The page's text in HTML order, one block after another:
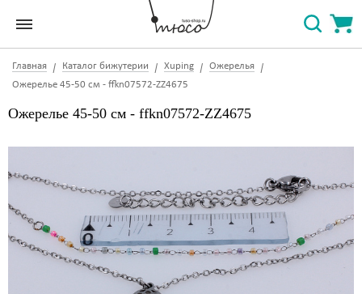
Главная Каталог бижутерии Xuping
Ожерелья
Ожерелье 45-50 см - ffkn07572-ZZ4675
Ожерелье 45-50 см - ffkn07572-ZZ4675